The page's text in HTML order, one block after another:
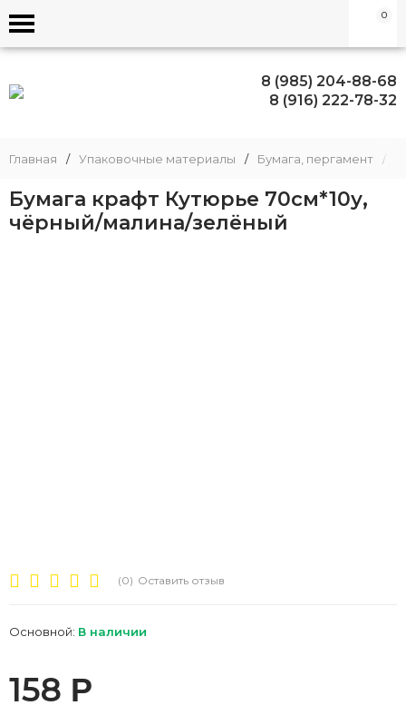
0
8 (985) 204-88-68
8 (916) 222-78-32
Главная / Упаковочные материалы / Бумага, пергамент /
Бумага крафт Кутюрье 70см*10у,
чёрный/малина/зелёный
(0) Оставить отзыв
Основной: В наличии
158 Р